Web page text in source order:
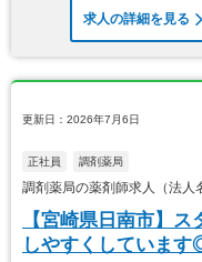
求人の詳細を見る
更新日：2026年7月6日
正社員 調剤薬局
調剤薬局の薬剤師求人（法
【宮崎県日南市】
しやすくしていま